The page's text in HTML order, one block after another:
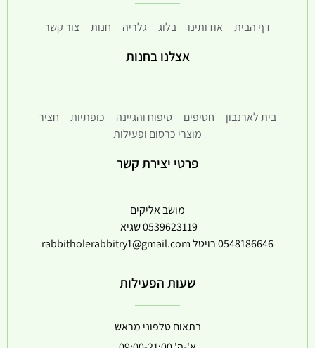
דף הבית אודותינו בלוג גלריה חנות צור קשר
אצלנו בחנות
בית לארנבון חטיפים טיפוח והגיינה כופתיות
חציר
מוצרי כרסום ופעילות
פרטי יצירת קשר
מושב אליקים
0539623119שגיא
0548186646רויטלrabbitholerabbitry1@gmail.com
שעות הפעילות
בתאום טלפוני מראש